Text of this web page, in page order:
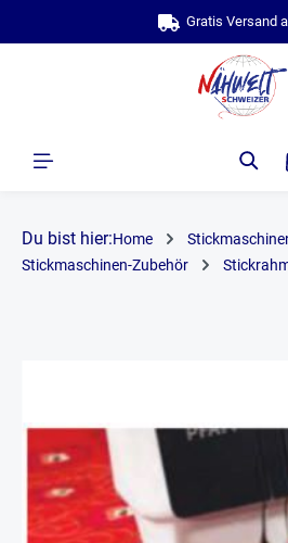
Du bist hier:Home
Stickmaschinen-Zubehör